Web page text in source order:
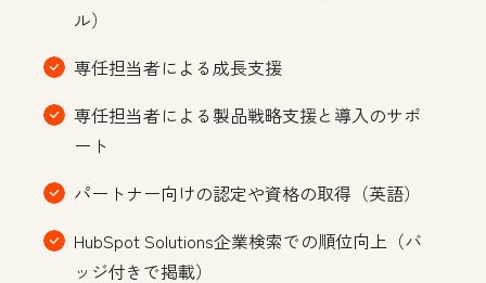
ル）
専任担当者による成長支援
専任担当者による製品戦略支援と導入のサポ
ート
パートナー向けの認定や資格の取得（英語）
HubSpot Solutions企業検索での順位向上（バ
ッジ付きで掲載）